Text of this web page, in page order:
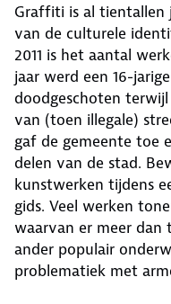
Graffiti is al tientallen
van de culturele
2011 is het aantal
jaar werd een 16-
doodgeschoten
van (toen illegale)
gaf de gemeente toe
delen van de stad.
kunstwerken tijdens
gids. Veel werken
waarvan er meer dan
ander populair
problematiek met